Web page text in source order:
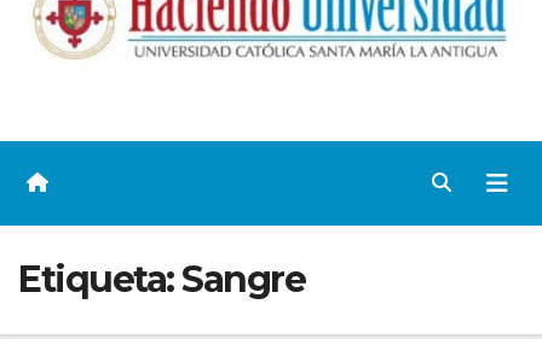
Etiqueta:Sangre